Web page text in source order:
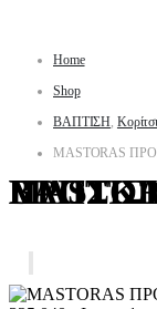
Home
Shop
ΒΑΠΤΙΣΗ,
MASTORAS
MASTORAS